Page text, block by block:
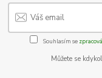
Souhlasím se
Můžete se